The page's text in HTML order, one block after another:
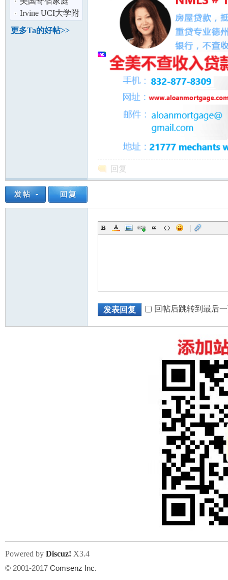
州
要提前买保险
Irvine UCI大学附
近 两房两浴 加超
大储藏室
更多Ta的好帖>>
回复
|
发表回复 回帖后跳转到最后
Powered by Discuz! X3.4
© 2001-2017 Comsenz Inc.